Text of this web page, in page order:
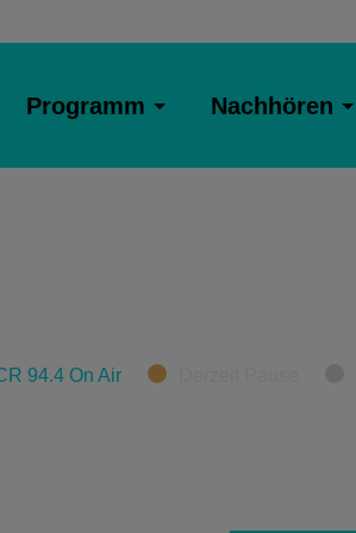
Programm Nachhören
94.4 On Air